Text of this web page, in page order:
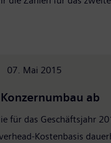
07. Mai 2015
ab
für das Geschäftsjahr
Kostenbasis